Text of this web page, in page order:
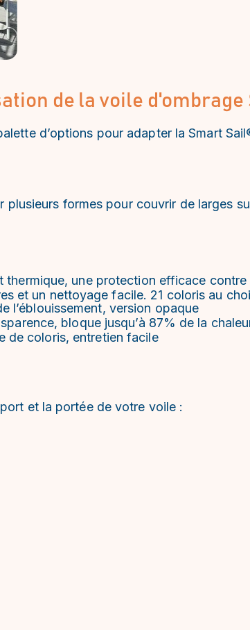
de la voile d'ombrage
d’options pour adapter la Smart
plusieurs formes pour couvrir de larges
une protection efficace contre
et un nettoyage facile. 21 coloris au
l’éblouissement, version opaque
bloque jusqu’à 87% de la
de coloris, entretien facile
et la portée de votre voile :